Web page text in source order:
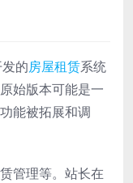
的房屋租赁系统
始版本可能是一
能被拓展和调
管理等。站长在